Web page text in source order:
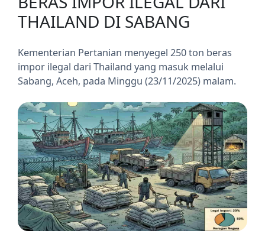
THAILAND DI SABANG
Kementerian Pertanian menyegel 250 ton beras
impor ilegal dari Thailand yang masuk melalui
Sabang, Aceh, pada Minggu (23/11/2025) malam.